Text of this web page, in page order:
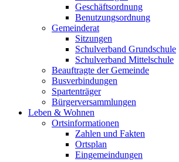
Geschäftsordnung
Benutzungsordnung
Gemeinderat
Sitzungen
Schulverband Grundschule
Schulverband Mittelschule
Beauftragte der Gemeinde
Busverbindungen
Spartenträger
Bürgerversammlungen
Leben & Wohnen
Ortsinformationen
Zahlen und Fakten
Ortsplan
Eingemeindungen